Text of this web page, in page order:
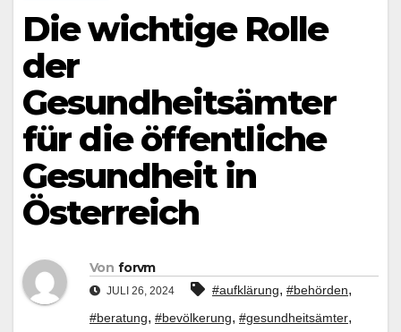
Die wichtige Rolle
der
Gesundheitsämter
für die öffentliche
Gesundheit in
Österreich
Von forvm
JULI 26, 2024 #aufklärung, #behörden,
#beratung, #bevölkerung, #gesundheitsämter,